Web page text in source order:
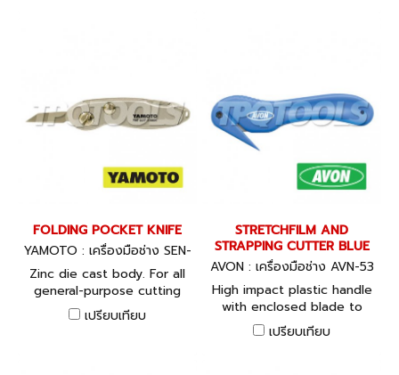
FOLDING POCKET KNIFE
YAMOTO : เครื่องมือช่าง SEN-
537-1000K
Zinc die cast body. For all
general-purpose cutting
and trimming applications.
Spring blade mechanism
เปรียบเทียบ
STRETCHFILM AND
STRAPPING CUTTER BLUE
AVON : เครื่องมือช่าง AVN-53
7-0020K
High impact plastic handle
with enclosed blade to
ensure maximum user
safety. Suitable for left and
เปรียบเทียบ